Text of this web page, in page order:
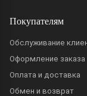
Покупателям
Обслуживание
Оформление заказа
Оплата и доставка
Обмен и возврат